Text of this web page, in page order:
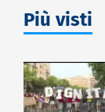
Più visti